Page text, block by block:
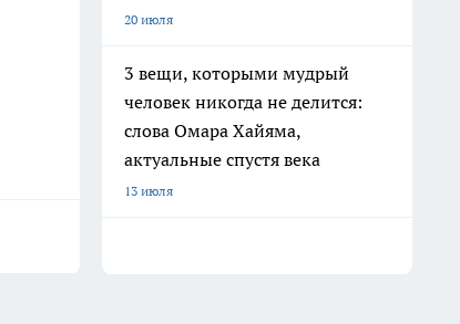
20 июля
3 вещи, которыми мудрый
человек никогда не делится:
слова Омара Хайяма,
актуальные спустя века
13 июля